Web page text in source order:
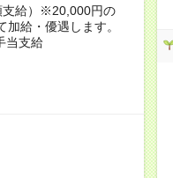
支給）※20,000円の
給・優遇します。
当支給